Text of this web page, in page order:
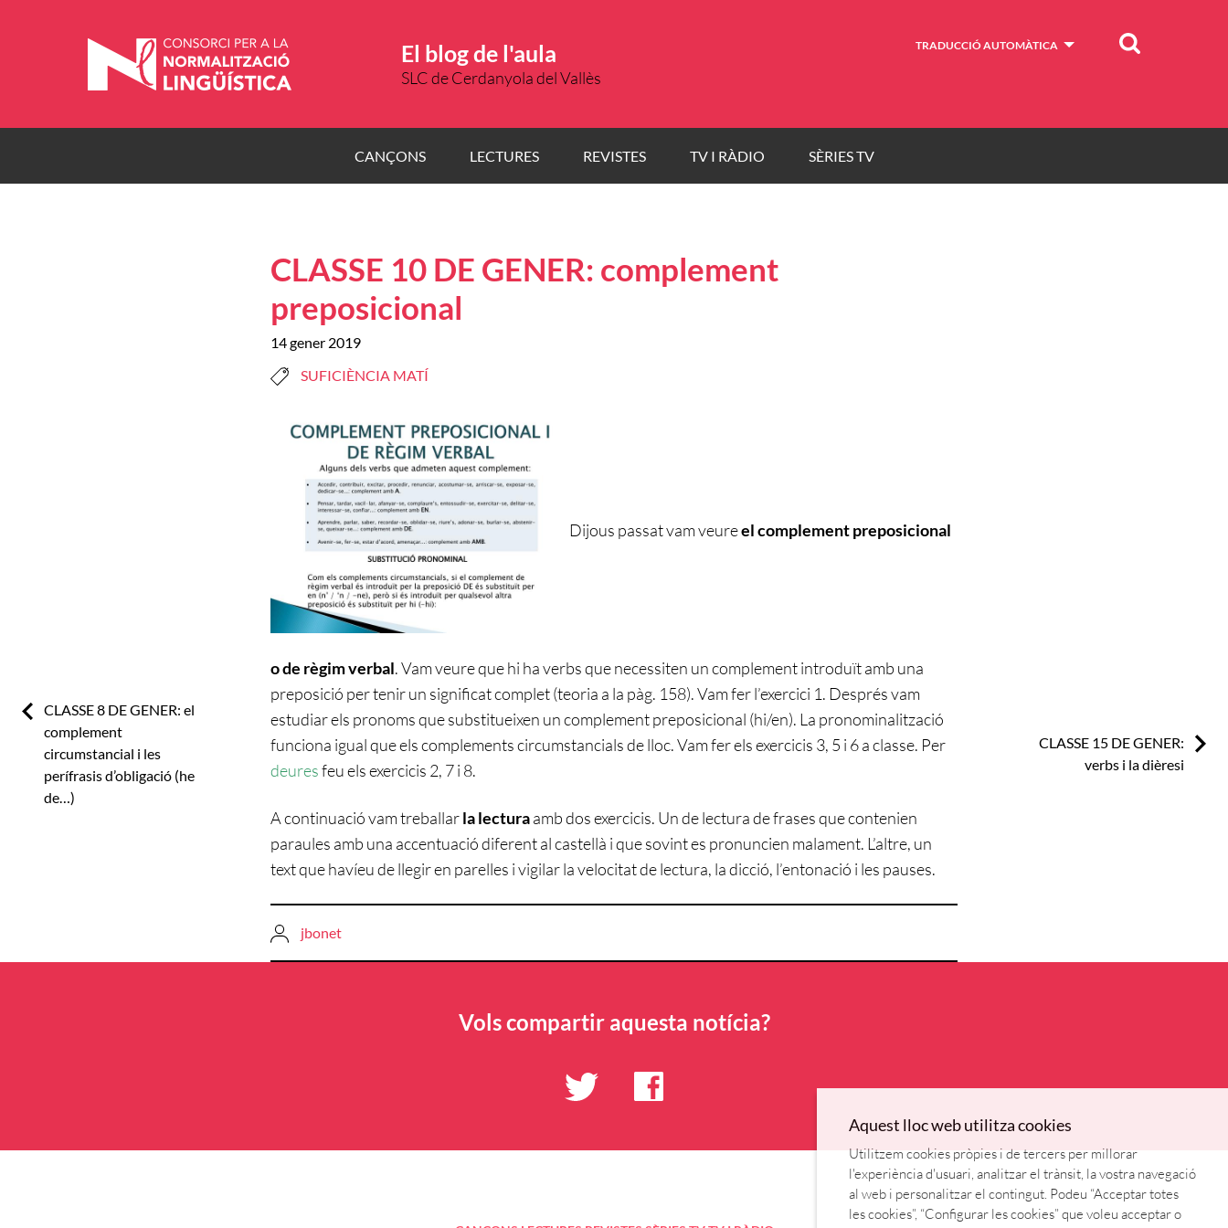
El blog de l'aula
SLC de Cerdanyola del Vallès
TRADUCCIÓ AUTOMÀTICA Cercar
CANÇONS LECTURES REVISTES TV I RÀDIO SÈRIES TV
CLASSE 10 DE GENER: complement
preposicional
14 gener 2019
SUFICIÈNCIA MATÍ
Dijous passat vam veureel complement preposicional
o de règim verbal. Vam veure que hi ha verbs que necessiten un complement introduït amb una
preposició per tenir un significat complet (teoria a la pàg. 158). Vam fer l’exercici 1. Després vam
estudiar els pronoms que substitueixen un complement preposicional (hi/en). La pronominalització
funciona igual que els complements circumstancials de lloc. Vam fer els exercicis 3, 5 i 6 a classe. Per
deuresfeu els exercicis 2, 7 i 8.
A continuació vam treballarla lecturaamb dos exercicis. Un de lectura de frases que contenien
paraules amb una accentuació diferent al castellà i que sovint es pronuncien malament. L’altre, un
text que havíeu de llegir en parelles i vigilar la velocitat de lectura, la dicció, l’entonació i les pauses.
jbonet
Previous:
CLASSE 8 DE GENER: el
complement
circumstancial i les
perífrasis d’obligació (he
de…)
Next:
CLASSE 15 DE GENER:
verbs i la dièresi
Vols compartir aquesta notícia?
Aquest lloc web utilitza cookies
Utilitzem cookies pròpies i de tercers per millorar
l'experiència d'usuari, analitzar el trànsit, la vostra navegació
al web i personalitzar el contingut. Podeu “Acceptar totes
les cookies”, “Configurar les cookies” que voleu acceptar o